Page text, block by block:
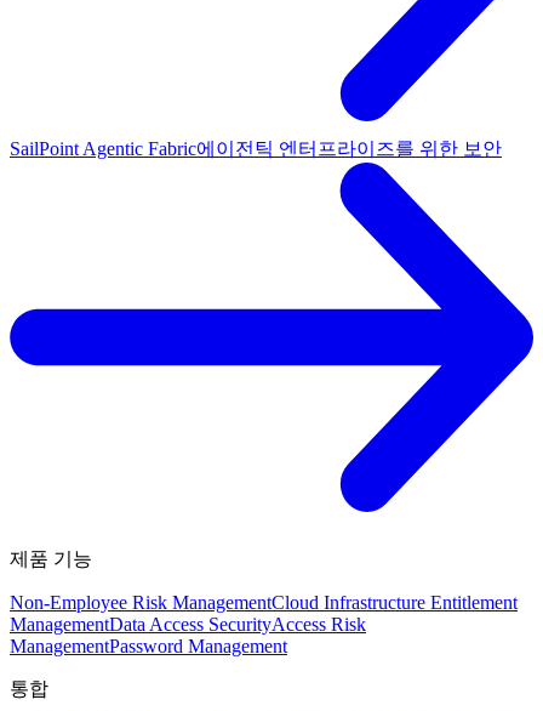
SailPoint Agentic Fabric에이전틱 엔터프라이즈를 위한 보안
제품 기능
Non-Employee Risk ManagementCloud Infrastructure Entitlement
ManagementData Access SecurityAccess Risk
ManagementPassword Management
통합